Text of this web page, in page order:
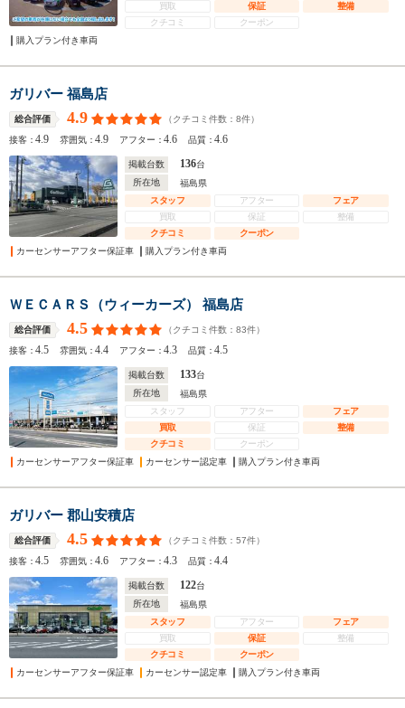
買取
保証
整備
クチコミ
クーポン
購入プラン付き車両
ガリバー 福島店
総合評価 4.9 （クチコミ件数： 8件）
接客：4.9 雰囲気：4.9 アフター：4.6 品質：4.6
掲載台数 136台
所在地
福島県
スタッフ
アフター
フェア
買取
保証
整備
クチコミ
クーポン
カーセンサーアフター保証車
購入プラン付き車両
ＷＥＣＡＲＳ（ウィーカーズ） 福島店
総合評価 4.5 （クチコミ件数： 83件）
接客：4.5 雰囲気：4.4 アフター：4.3 品質：4.5
掲載台数 133台
所在地
福島県
スタッフ
アフター
フェア
買取
保証
整備
クチコミ
クーポン
カーセンサーアフター保証車
カーセンサー認定車 購入プラン付き車両
ガリバー 郡山安積店
総合評価 4.5 （クチコミ件数： 57件）
接客：4.5 雰囲気：4.6 アフター：4.3 品質：4.4
掲載台数 122台
所在地
福島県
スタッフ
アフター
フェア
買取
保証
整備
クチコミ
クーポン
カーセンサーアフター保証車
カーセンサー認定車 購入プラン付き車両